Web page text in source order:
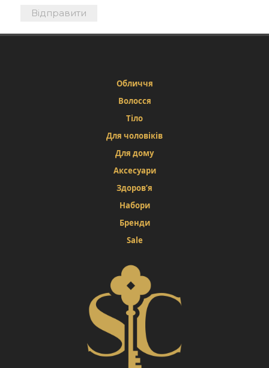
Обличчя
Волосся
Тіло
Для чоловіків
Для дому
Аксесуари
Здоров’я
Набори
Бренди
Sale